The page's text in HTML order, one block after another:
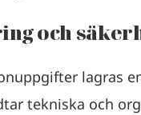
och
lagras
tekniska och